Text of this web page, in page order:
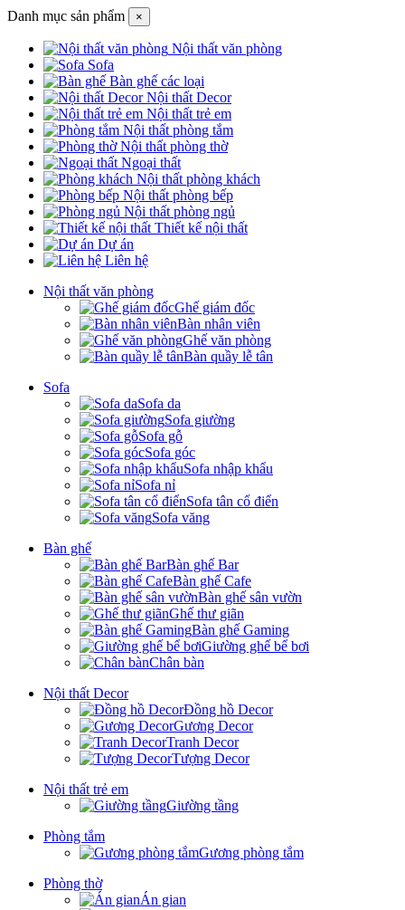
Danh mục sản phẩm ×
Nội thất văn phòng
Sofa
Bàn ghế các loại
Nội thất Decor
Nội thất trẻ em
Nội thất phòng tắm
Nội thất phòng thờ
Ngoại thất
Nội thất phòng khách
Nội thất phòng bếp
Nội thất phòng ngủ
Thiết kế nội thất
Dự án
Liên hệ
Nội thất văn phòng
Ghế giám đốc
Bàn nhân viên
Ghế văn phòng
Bàn quầy lễ tân
Sofa
Sofa da
Sofa giường
Sofa gỗ
Sofa góc
Sofa nhập khẩu
Sofa nỉ
Sofa tân cổ điển
Sofa văng
Bàn ghế
Bàn ghế Bar
Bàn ghế Cafe
Bàn ghế sân vườn
Ghế thư giãn
Bàn ghế Gaming
Giường ghế bể bơi
Chân bàn
Nội thất Decor
Đồng hồ Decor
Gương Decor
Tranh Decor
Tượng Decor
Nội thất trẻ em
Giường tầng
Phòng tắm
Gương phòng tắm
Phòng thờ
Án gian